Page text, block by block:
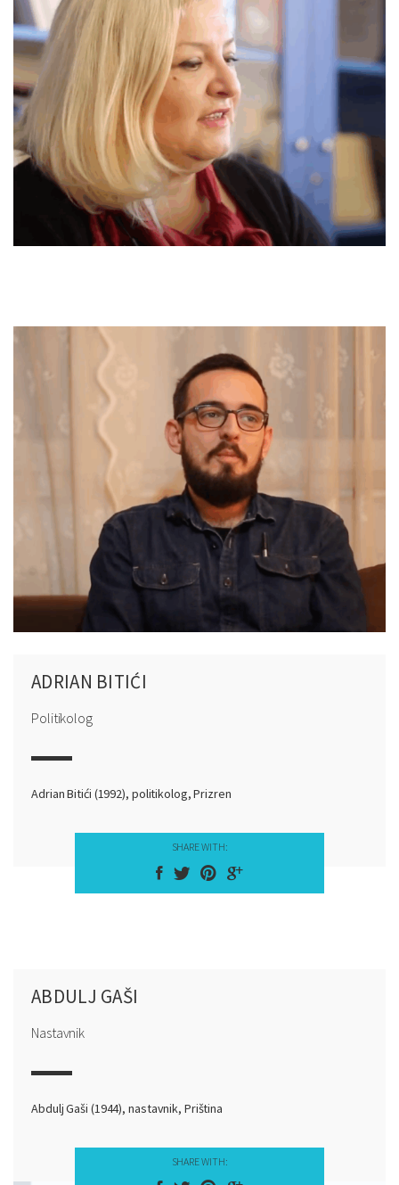
ADRIAN BITIĆI
Politikolog
Adrian Bitići (1992), politikolog, Prizren
SHARE WITH:
ABDULJ GAŠI
Nastavnik
Abdulj Gaši (1944), nastavnik, Priština
SHARE WITH: